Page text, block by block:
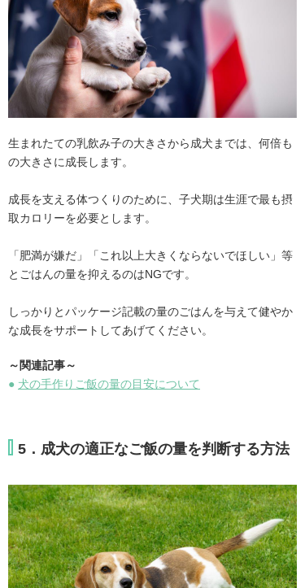
生まれたての乳飲み子の大きさから成犬までは、何倍も
の大きさに成長します。
成長を支える体つくりのために、子犬期は生涯で最も摂
取カロリーを必要とします。
「肥満が嫌だ」「これ以上大きくならないでほしい」等
とごはんの量を抑えるのはNGです。
しっかりとパッケージ記載の量のごはんを与えて健やか
な成長をサポートしてあげてください。
～関連記事～
● 犬の手作りご飯の量の目安について
5．成犬の適正なご飯の量を判断する方法